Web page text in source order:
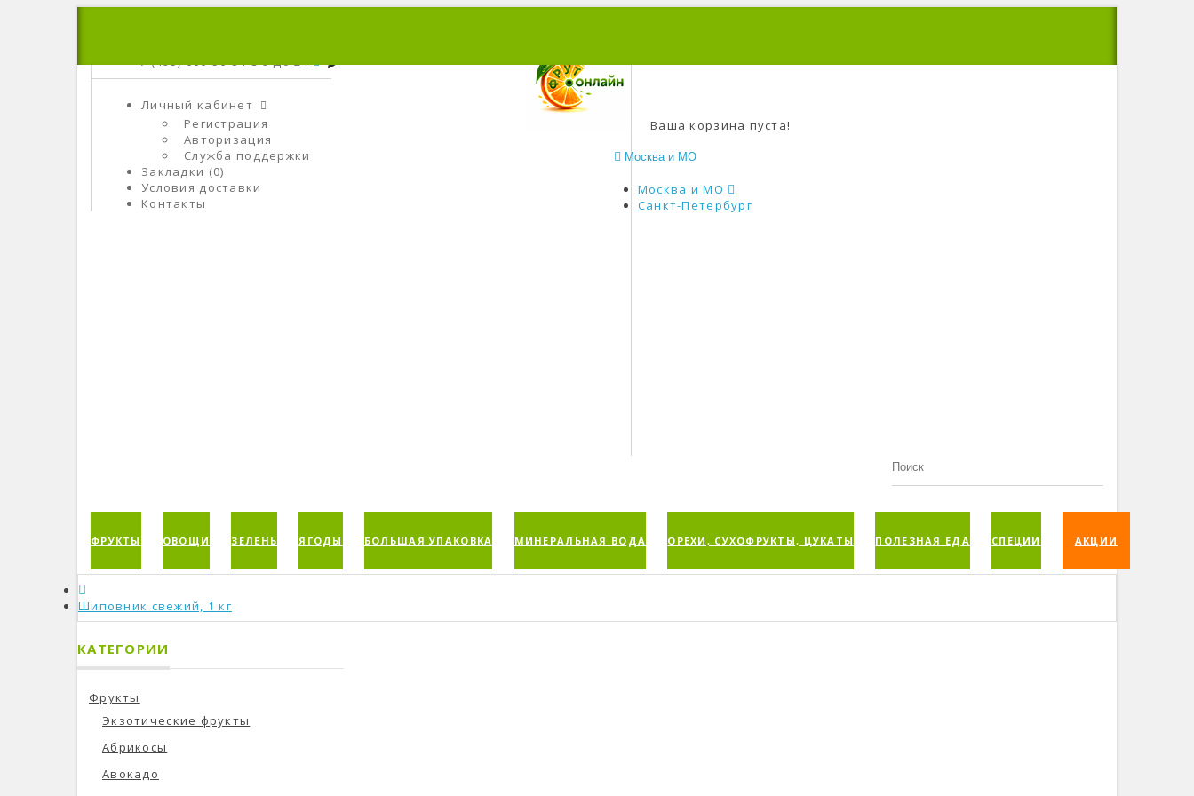
+7 (495) 666-56-84C 9 До 21
Личный кабинет
Регистрация
Авторизация
Служба поддержки
Закладки (0)
Условия доставки
Контакты
Ваша корзина пуста!
Москва и МО
Москва и МО
Санкт-Петербург
ФРУКТЫ ОВОЩИ ЗЕЛЕНЬ ЯГОДЫ БОЛЬШАЯ УПАКОВКА МИНЕРАЛЬНАЯ ВОДА ОРЕХИ, СУХОФРУКТЫ, ЦУКАТЫ ПОЛЕЗНАЯ ЕДА СПЕЦИИ АКЦИИ
Шиповник свежий, 1 кг
КАТЕГОРИИ
Фрукты
Экзотические фрукты
Абрикосы
Авокадо